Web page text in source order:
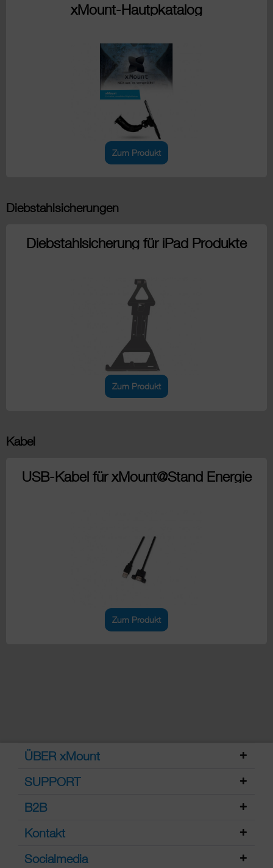
xMount-Hautpkatalog
Zum Produkt
Diebstahlsicherungen
Diebstahlsicherung für iPad Produkte
Zum Produkt
Kabel
USB-Kabel für xMount@Stand Energie
Zum Produkt
ÜBER xMount
SUPPORT
B2B
Kontakt
Socialmedia